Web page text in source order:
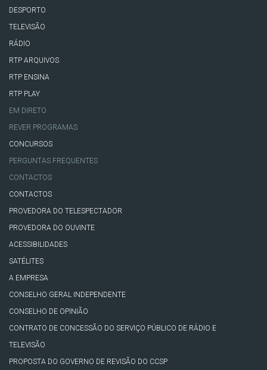
DESPORTO
TELEVISÃO
RÁDIO
RTP ARQUIVOS
RTP ENSINA
RTP PLAY
EM DIRETO
REVER PROGRAMAS
CONCURSOS
PERGUNTAS FREQUENTES
CONTACTOS
CONTACTOS
PROVEDORA DO TELESPECTADOR
PROVEDORA DO OUVINTE
ACESSIBILIDADES
SATÉLITES
A EMPRESA
CONSELHO GERAL INDEPENDENTE
CONSELHO DE OPINIÃO
CONTRATO DE CONCESSÃO DO SERVIÇO PÚBLICO DE RÁDIO E
TELEVISÃO
PROPOSTA DO GOVERNO DE REVISÃO DO CCSP